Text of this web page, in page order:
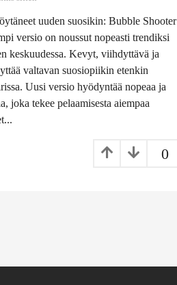
o
n
s
s
i
uuden suosikin: Bubble Shooter
versio on noussut nopeasti trendiksi
keskuudessa. Kevyt, viihdyttävä ja
valtavan suosiopiikin etenkin
Uusi versio hyödyntää nopeaa ja
joka tekee pelaamisesta aiempaa
0